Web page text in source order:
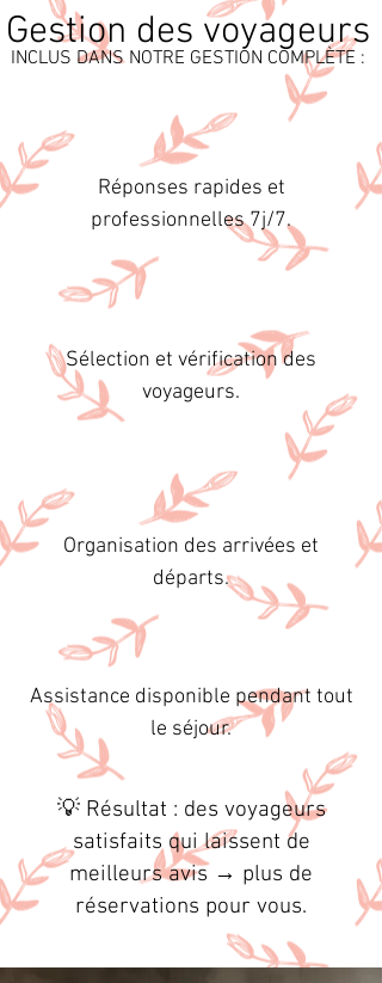
Gestion des voyageurs
INCLUS DANS NOTRE GESTION COMPLÈTE :
Réponses rapides et
professionnelles 7j/7.
Sélection et vérification des
voyageurs.
Organisation des arrivées et
départs.
Assistance disponible pendant tout
le séjour.
💡 Résultat : des voyageurs
satisfaits qui laissent de
meilleurs avis → plus de
réservations pour vous.